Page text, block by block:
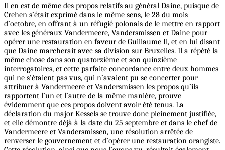
Il en est de même des propos relatifs au général Daine, puisque de
Crehen s’était exprimé dans le même sens, le 28 du mois
d’octobre, en offrant à un réfugié polonais de le mettre en rapport
avec les généraux Vandermeere, Vandersmissen et Daine pour
opérer une restauration en faveur de Guillaume Il, et en lui disant
que Daine marcherait avec sa division sur Bruxelles. Il a répété la
même chose dans son quatorzième et son quinzième
interrogatoires, et cette parfaite concordance entre deux hommes
qui ne s’étaient pas vus, qui n’avaient pu se concerter pour
attribuer à Vandermeere et Vandersmissen les propos qu’ils
rapportent l’un et l’autre de la même manière, prouve
évidemment que ces propos doivent avoir été tenus. La
déclaration du major Kessels se trouve donc pleinement justifiée,
et elle démontre déjà à la date du 25 septembre et dans le chef de
Vandermeere et Vandersmissen, une résolution arrêtée de
renverser le gouvernement et d’opérer une restauration orangiste.